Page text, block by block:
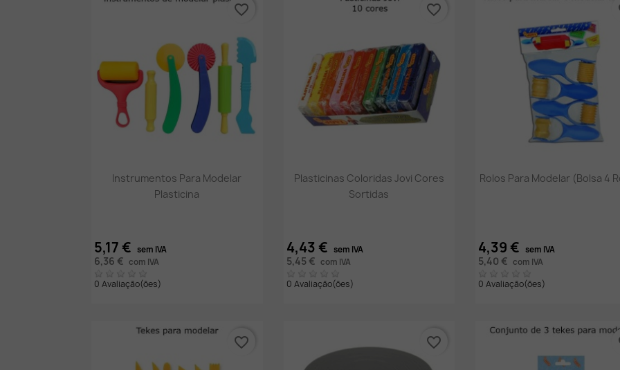
Vista rápida
Instrumentos Para Modelar
Plasticina
5,17 € sem IVA
6,36 € com IVA
0 Avaliação(ões)
favorite_border
Vista rápida
Plasticinas Coloridas Jovi Cores
Sortidas
4,43 € sem IVA
5,45 € com IVA
0 Avaliação(ões)
favorite_border
 Vista rápida
Rolos Para Modelar (bolsa 4
4,39 € sem IVA
5,40 € com IVA
0 Avaliação(ões)
favorite_border favorite_border